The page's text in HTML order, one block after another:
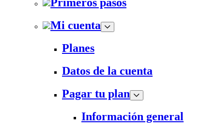
Mi cuenta
Planes
Datos de la cuenta
Pagar tu plan
Información general